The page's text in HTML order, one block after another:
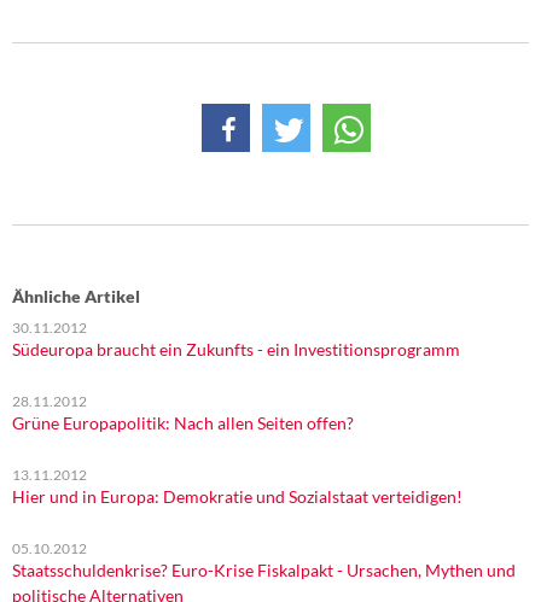
Ähnliche Artikel
30.11.2012
Südeuropa braucht ein Zukunfts - ein Investitionsprogramm
28.11.2012
Grüne Europapolitik: Nach allen Seiten offen?
13.11.2012
Hier und in Europa: Demokratie und Sozialstaat verteidigen!
05.10.2012
Staatsschuldenkrise? Euro-Krise Fiskalpakt - Ursachen, Mythen und
politische Alternativen